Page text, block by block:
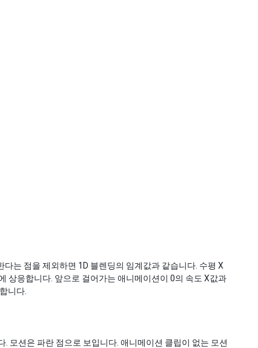
는 점을 제외하면 1D 블렌딩의 임계값과 같습니다. 수평 X
상응합니다. 앞으로 걸어가는 애니메이션이 0의 속도 X값과
니다.
모션은 파란 점으로 보입니다. 애니메이션 클립이 없는 모션